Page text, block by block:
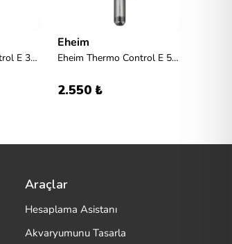
Eheim Thermo Control E 300 Watt Akvaryum Isıtıcısı
Eheim
Eheim Thermo Control E 50 Watt Akvaryum Isıtıcısı
2.550 ₺
Araçlar
Hesaplama Asistanı
Akvaryumunu Tasarla